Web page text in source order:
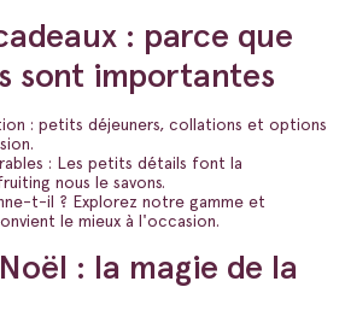
: parce que
sont importantes
: petits déjeuners, collations et options
: Les petits détails font la
nous le savons.
t-il ? Explorez notre gamme et
le mieux à l'occasion.
: la magie de la